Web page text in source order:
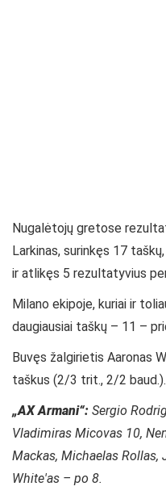
Nugalėtojų gretose
Larkinas, surinkęs 17
ir atlikęs 5 rezultatyvius
Milano ekipoje, kuriai ir
daugiausiai taškų – 11 –
Buvęs žalgirietis Aaronas
taškus (2/3 trit., 2/2 baud.).
„AX Armani“: Sergio
Vladimiras Micovas 10,
Mackas, Michaelas Rollas,
White'as – po 8.